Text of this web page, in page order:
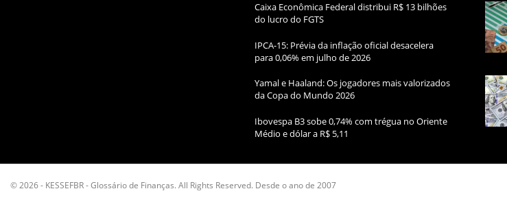
Caixa Econômica Federal distribui R$ 13 bilhões
do lucro do FGTS
IPCA-15: Prévia da inflação oficial desacelera
para 0,06% em julho de 2026
Yamal e Haaland: Os jogadores mais valorizados
da Copa do Mundo 2026
Ibovespa B3 sobe 0,74% com trégua no Oriente
Médio e dólar a R$ 5,11
© 2026 - KESSEFBR - Glossário de Finanças. All Rights Reserved. Desde o ano de 2007